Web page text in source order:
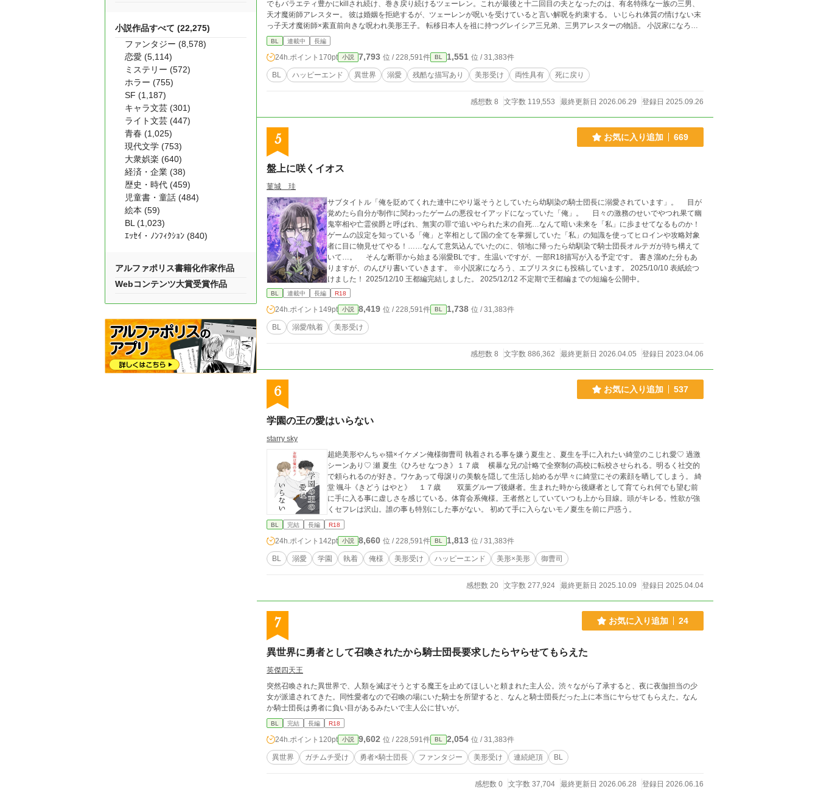
でもバラエティ豊かにkillされ続け、巻き戻り続けるツェーレン。これが最後と十二回目の夫となったのは、有名特殊な一族の三男、
天才魔術師アレスター。 彼は婚姻を拒絶するが、ツェーレンが呪いを受けていると言い解呪を約束する。 いじられ体質の情けない末
っ子天才魔術師×素直前向きな呪われ美形王子。 転移日本人を祖に持つグレイシア三兄弟、三男アレスターの物語。 小説家になろう
BL 連載中 長編
24h.ポイント 170pt 小説 7,793 位 / 228,591件 BL 1,551 位 / 31,383件
BL ハッピーエンド 異世界 溺愛 残酷な描写あり 美形受け 両性具有 死に戻り
感想数 8 文字数 119,553 最終更新日 2026.06.29 登録日 2025.09.26
5 お気に入り追加 669
盤上に咲くイオス
菫城 珪
サブタイトル「俺を貶めてくれた連中にやり返そうとしていたら幼馴染の騎士団長に溺愛されています」。 目が
覚めたら自分が制作に関わったゲームの悪役セイアッドになっていた「俺」。 日々の激務のせいでやつれ果て幽
鬼宰相や亡霊侯爵と呼ばれ、無実の罪で追いやられた末の自死…なんて暗い未来を「私」に歩ませてなるものか！
ゲームの設定を知っている「俺」と宰相として国の全てを掌握していた「私」の知識を使ってヒロインや攻略対象
者に目に物見せてやる！……なんて意気込んでいたのに、領地に帰ったら幼馴染で騎士団長オルテガが待ち構えて
いて…。 そんな断罪から始まる溺愛BLです。生温いですが、一部R18描写が入る予定です。 書き溜めた分もあ
りますが、のんびり書いていきます。 ※小説家になろう、エブリスタにも投稿しています。 2025/10/10 表紙絵つ
けました！ 2025/12/10 王都編完結しました。 2025/12/12 不定期で王都編までの短編を公開中。
BL 連載中 長編 R18
24h.ポイント 149pt 小説 8,419 位 / 228,591件 BL 1,738 位 / 31,383件
BL 溺愛/執着 美形受け
感想数 8 文字数 886,362 最終更新日 2026.04.05 登録日 2023.04.06
6 お気に入り追加 537
学園の王の愛はいらない
starry sky
超絶美形やんちゃ猫×イケメン俺様御曹司 執着される事を嫌う夏生と、夏生を手に入れたい綺堂のこじれ愛♡ 過激
シーンあり♡ 瀬 夏生《ひろせ なつき》１７歳 横暴な兄の計略で全寮制の高校に転校させられる。明るく社交的
で頼られるのが好き。ワケあって母譲りの美貌を隠して生活し始めるが早々に綺堂にその素顔を晒してしまう。 綺
堂 颯斗《きどう はやと》 １７歳 双葉グループ後継者。生まれた時から後継者として育てられ何でも望む前
に手に入る事に虚しさを感じている。体育会系俺様。王者然としていていつも上から目線。頭がキレる。性欲が強
くセフレは沢山。誰の事も特別にした事がない。 初めて手に入らないモノ夏生を前に戸惑う。
BL 完結 長編 R18
24h.ポイント 142pt 小説 8,660 位 / 228,591件 BL 1,813 位 / 31,383件
BL 溺愛 学園 執着 俺様 美形受け ハッピーエンド 美形×美形 御曹司
感想数 20 文字数 277,924 最終更新日 2025.10.09 登録日 2025.04.04
7 お気に入り追加 24
異世界に勇者として召喚されたから騎士団長要求したらヤらせてもらえた
英傑四天王
突然召喚された異世界で、人類を滅ぼそうとする魔王を止めてほしいと頼まれた主人公。渋々ながら了承すると、夜に夜伽担当の少
女が派遣されてきた。同性愛者なので召喚の場にいた騎士を所望すると、なんと騎士団長だった上に本当にヤらせてもらえた。なん
か騎士団長は勇者に負い目があるみたいで主人公に甘いが。
BL 完結 長編 R18
24h.ポイント 120pt 小説 9,602 位 / 228,591件 BL 2,054 位 / 31,383件
異世界 ガチムチ受け 勇者×騎士団長 ファンタジー 美形受け 連続絶頂 BL
感想数 0 文字数 37,704 最終更新日 2026.06.28 登録日 2026.06.16
小説作品すべて (22,275)
ファンタジー (8,578)
恋愛 (5,114)
ミステリー (572)
ホラー (755)
SF (1,187)
キャラ文芸 (301)
ライト文芸 (447)
青春 (1,025)
現代文学 (753)
大衆娯楽 (640)
経済・企業 (38)
歴史・時代 (459)
児童書・童話 (484)
絵本 (59)
BL (1,023)
ｴｯｾｲ・ﾉﾝﾌｨｸｼｮﾝ (840)
アルファポリス書籍化作家作品
Webコンテンツ大賞受賞作品